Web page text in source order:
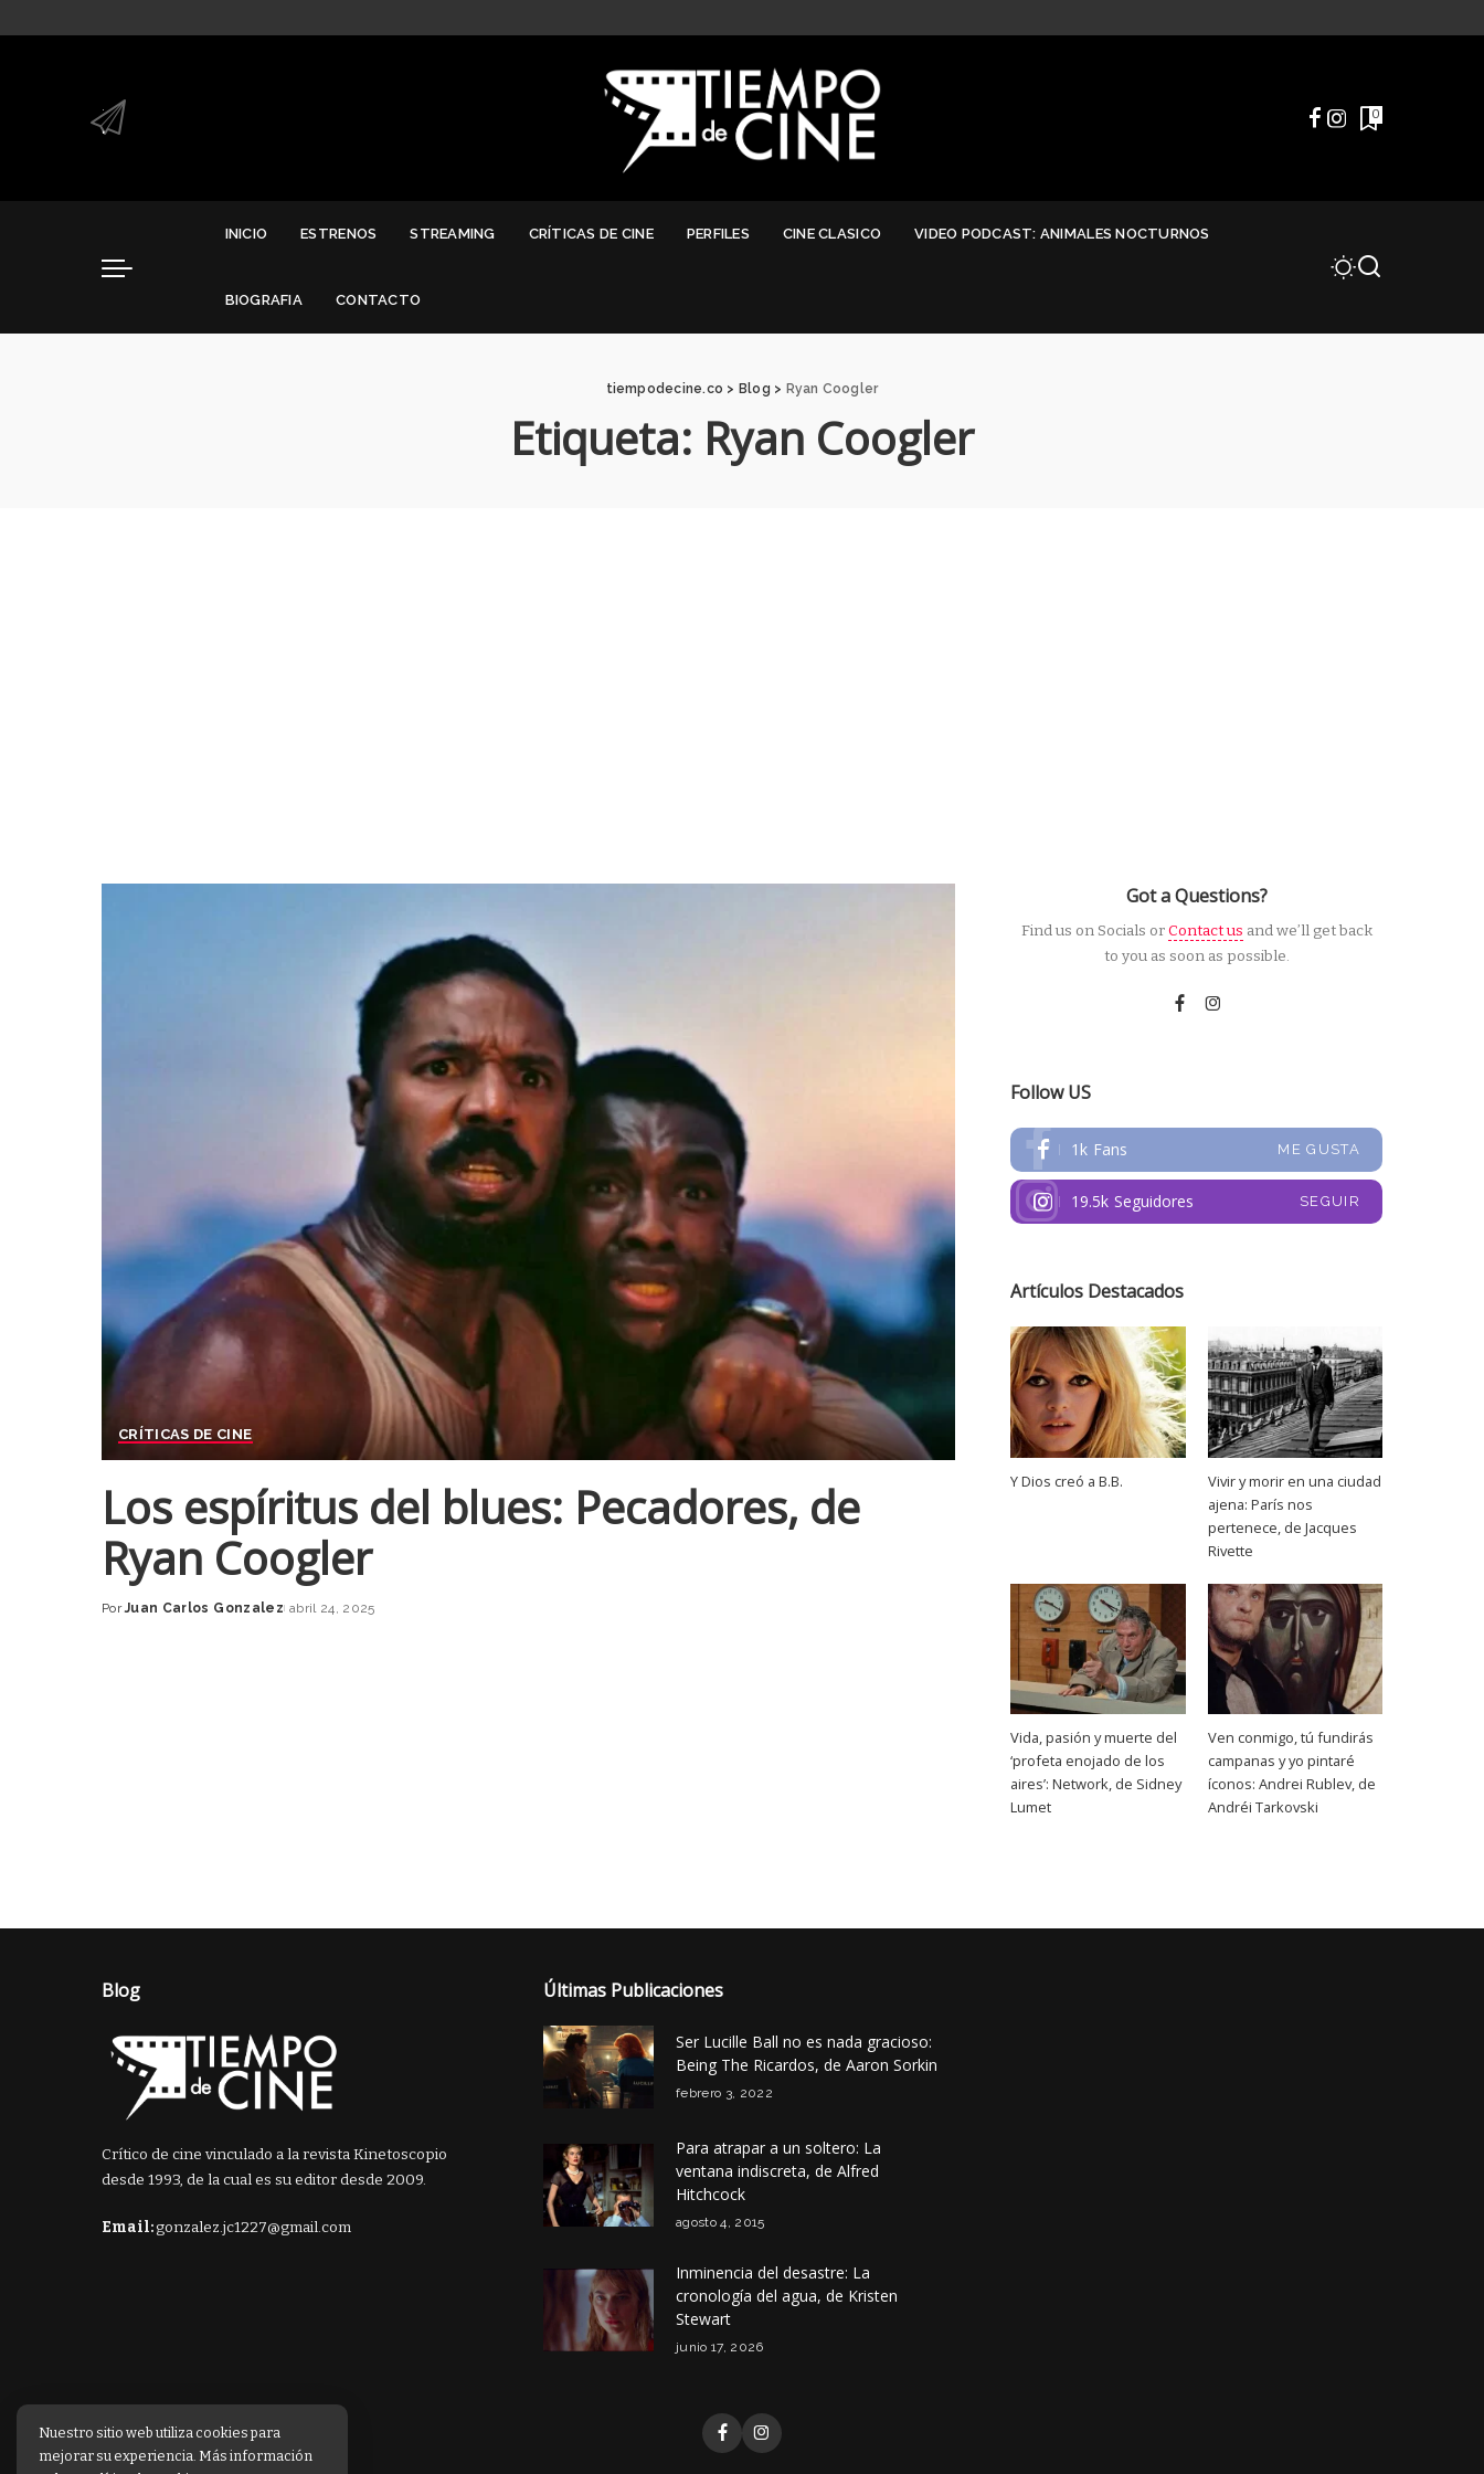
.
.
0
INICIO ESTRENOS STREAMING CRÍTICAS DE CINE PERFILES CINE CLASICO VIDEO PODCAST: ANIMALES NOCTURNOS
BIOGRAFIA CONTACTO
tiempodecine.co > Blog > Ryan Coogler
Etiqueta: Ryan Coogler
CRÍTICAS DE CINE
Los espíritus del blues: Pecadores, de
Ryan Coogler
Posted
Por Juan Carlos Gonzalez abril 24, 2025
Got a Questions?
Find us on Socials orContact us and we’ll get back
to you as soon as possible.
Follow US
1k Fans ME GUSTA
19.5k Seguidores SEGUIR
Artículos Destacados
Y Dios creó a B.B.
Vivir y morir en una ciudad
ajena: París nos
pertenece, de Jacques
Rivette
Vida, pasión y muerte del
‘profeta enojado de los
aires’: Network, de Sidney
Lumet
Ven conmigo, tú fundirás
campanas y yo pintaré
íconos: Andrei Rublev, de
Andréi Tarkovski
Blog
Crítico de cine vinculado a la revista Kinetoscopio
desde 1993, de la cual es su editor desde 2009.
Email:gonzalez.jc1227@gmail.com
Últimas Publicaciones
Ser Lucille Ball no es nada gracioso:
Being The Ricardos, de Aaron Sorkin
febrero 3, 2022
Para atrapar a un soltero: La
ventana indiscreta, de Alfred
Hitchcock
agosto 4, 2015
Inminencia del desastre: La
cronología del agua, de Kristen
Stewart
junio 17, 2026
Nuestro sitio web utiliza cookies para
mejorar su experiencia. Más información